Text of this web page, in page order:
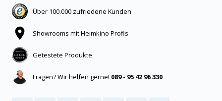
Über 100.000 zufriedene Kunden
Showrooms mit Heimkino Profis
Getestete Produkte
Fragen? Wir helfen gerne! 089 - 95 42 96 330